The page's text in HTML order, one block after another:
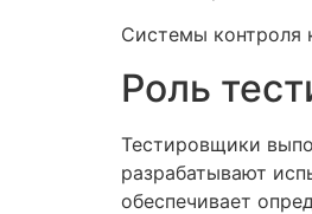
Системы контроля
Роль
Тестировщики
разрабатывают
обеспечивает